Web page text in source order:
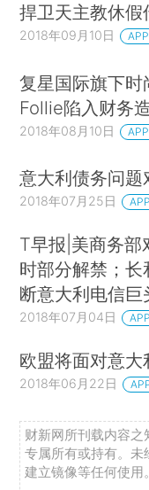
捍卫天主教休假
2018年09月10日
复星国际旗下时
Follie陷入财务
2018年08月10日
意大利债务问
2018年07月25日
T早报|美商务部
时部分解禁；
断意大利电信巨
2018年07月04日
欧盟将面对意
2018年06月22日
财新网所刊载内容
专属所有或持有。未
建立镜像等任何使用。